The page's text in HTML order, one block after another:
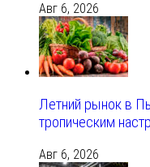
Авг 6, 2026
Летний рынок в
тропическим
Авг 6, 2026